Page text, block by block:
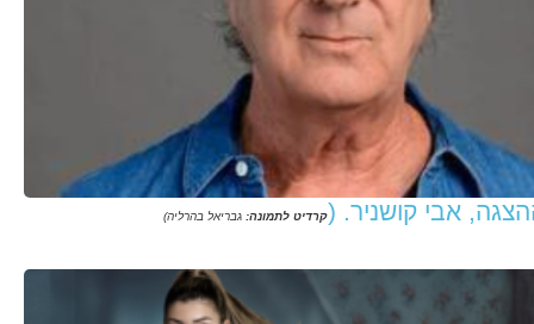
אבי קושניר. (קרדיט לתמונה: גבריאל בהרליה)